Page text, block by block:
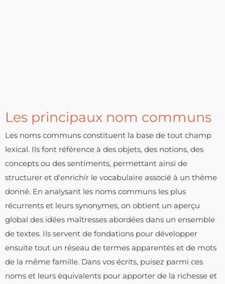
Les principaux nom communs
Les noms communs constituent la base de tout champ
lexical. Ils font référence à des objets, des notions, des
concepts ou des sentiments, permettant ainsi de
structurer et d'enrichir le vocabulaire associé à un thème
donné. En analysant les noms communs les plus
récurrents et leurs synonymes, on obtient un aperçu
global des idées maîtresses abordées dans un ensemble
de textes. Ils servent de fondations pour développer
ensuite tout un réseau de termes apparentés et de mots
de la même famille. Dans vos écrits, puisez parmi ces
noms et leurs équivalents pour apporter de la richesse et